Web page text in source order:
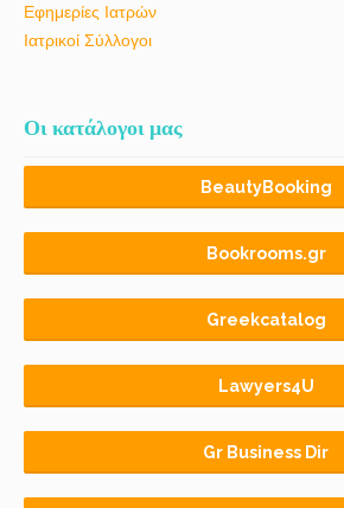
Εφημερίες Ιατρών
Ιατρικοί Σύλλογοι
Οι κατάλογοι μας
BeautyBooking
Bookrooms.gr
Greekcatalog
Lawyers4U
Gr Business Dir